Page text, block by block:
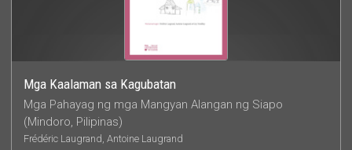
Mga Kaalaman sa Kagubatan
Mga Pahayag ng mga Mangyan Alangan ng Siapo
(Mindoro, Pilipinas)
Frédéric Laugrand, Antoine Laugrand